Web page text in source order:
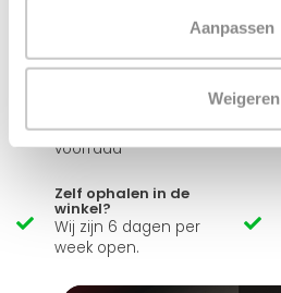
Aanpassen
Weigeren
Levering uit eigen
voorraad
Zelf ophalen in de
winkel?
Wij zijn 6 dagen per
week open.